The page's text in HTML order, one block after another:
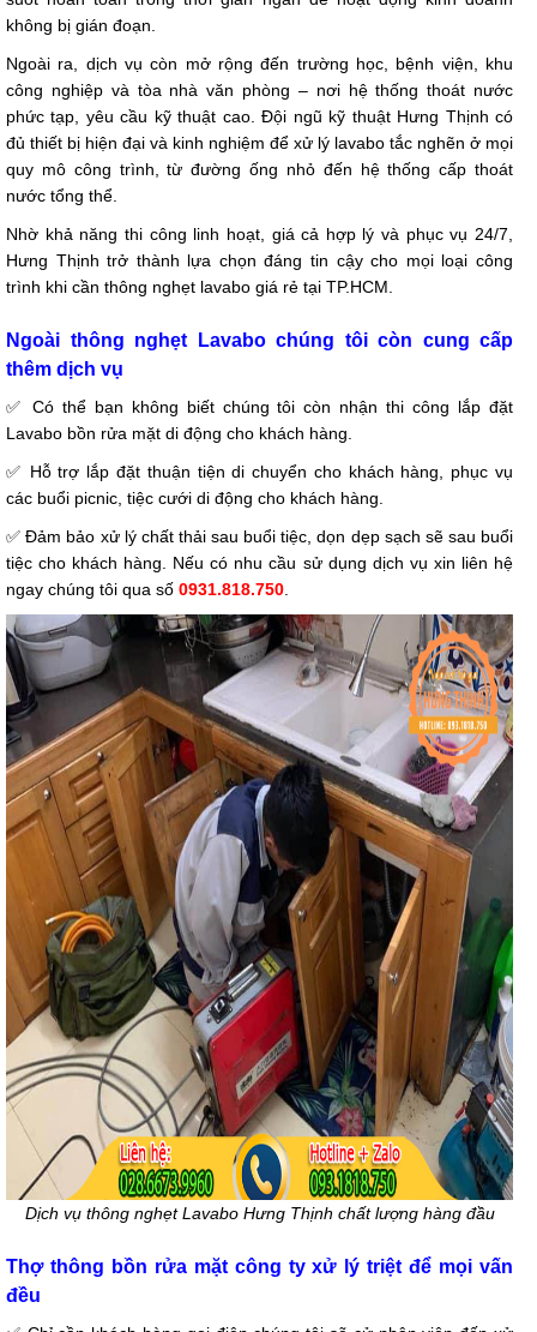
không bị gián đoạn.
Ngoài ra, dịch vụ còn mở rộng đến trường học, bệnh viện, khu
công nghiệp và tòa nhà văn phòng – nơi hệ thống thoát nước
phức tạp, yêu cầu kỹ thuật cao. Đội ngũ kỹ thuật Hưng Thịnh có
đủ thiết bị hiện đại và kinh nghiệm để xử lý lavabo tắc nghẽn ở mọi
quy mô công trình, từ đường ống nhỏ đến hệ thống cấp thoát
nước tổng thể.
Nhờ khả năng thi công linh hoạt, giá cả hợp lý và phục vụ 24/7,
Hưng Thịnh trở thành lựa chọn đáng tin cậy cho mọi loại công
trình khi cần thông nghẹt lavabo giá rẻ tại TP.HCM.
Ngoài thông nghẹt Lavabo chúng tôi còn cung cấp
thêm dịch vụ
✅ Có thể bạn không biết chúng tôi còn nhận thi công lắp đặt
Lavabo bồn rửa mặt di động cho khách hàng.
✅ Hỗ trợ lắp đặt thuận tiện di chuyển cho khách hàng, phục vụ
các buổi picnic, tiệc cưới di động cho khách hàng.
✅Đảm bảo xử lý chất thải sau buổi tiệc, dọn dẹp sạch sẽ sau buổi
tiệc cho khách hàng. Nếu có nhu cầu sử dụng dịch vụ xin liên hệ
ngay chúng tôi qua số 0931.818.750
Dịch vụ thông nghẹt Lavabo Hưng Thịnh chất lượng hàng đầu
Thợ thông bồn rửa mặt công ty xử lý triệt để mọi vấn
đều